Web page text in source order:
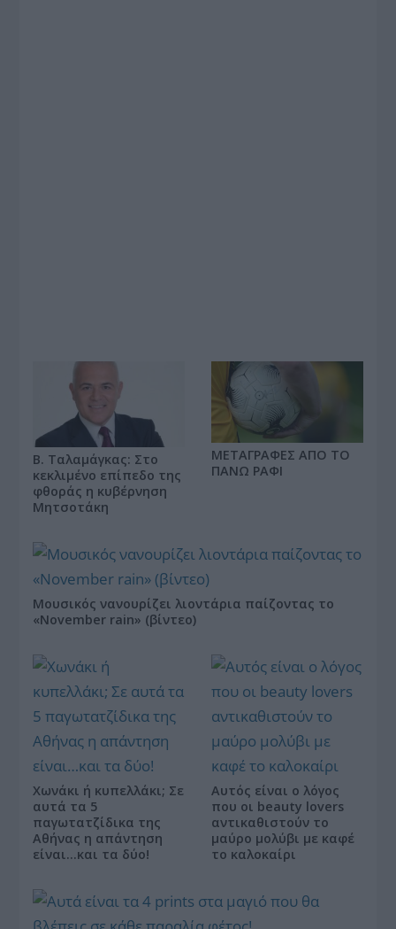
Β. Ταλαμάγκας: Στο
κεκλιμένο επίπεδο της
φθοράς η κυβέρνηση
Μητσοτάκη
ΜΕΤΑΓΡΑΦΕΣ ΑΠΟ ΤΟ
ΠΑΝΩ ΡΑΦΙ
Μουσικός νανουρίζει λιοντάρια παίζοντας το
«November rain» (βίντεο)
Χωνάκι ή κυπελλάκι; Σε
αυτά τα 5
παγωτατζίδικα της
Αθήνας η απάντηση
είναι…και τα δύο!
Αυτός είναι ο λόγος
που οι beauty lovers
αντικαθιστούν το
μαύρο μολύβι με καφέ
το καλοκαίρι